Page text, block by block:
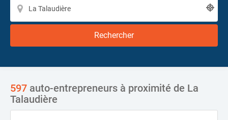
Rechercher
597 auto-entrepreneurs à proximité de La
Talaudière